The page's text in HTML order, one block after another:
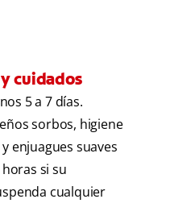
cuidados
5 a 7 días.
sorbos, higiene
y enjuagues suaves
si su
cualquier